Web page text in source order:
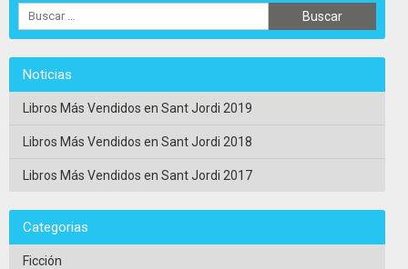
Noticias
Libros Más Vendidos en Sant Jordi 2019
Libros Más Vendidos en Sant Jordi 2018
Libros Más Vendidos en Sant Jordi 2017
Categorias
Ficción